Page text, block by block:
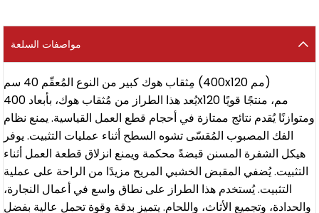
مواصفات السلعة
مِثقاب هوك كبير من النوع المُعقّم 40 سم (400x120 مم)
يُعد هذا الطراز من مُثقاب هوك، بأبعاد 400x120 مم، منتجًا قويًا
ومتوازنًا يُقدم نتائج ممتازة في أحجام قطع العمل القياسية. يمنع نظام
الفك المصبوب المُقسّى تشوه السطح أثناء عمليات التثبيت. يوفر
هيكل الشفرة المسنن قبضةً محكمة ويمنع انزلاق قطعة العمل أثناء
التثبيت. يُضفي المقبض الخشبي المريح مزيدًا من الراحة على عملية
التثبيت. يُستخدم هذا الطراز على نطاق واسع في أعمال النجارة،
والحدادة، وتجميع الأثاث، واللحام. يتميز بدقة وقوة تحمل عالية بفضل